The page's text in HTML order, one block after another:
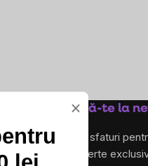
Abonează-te la
și primește sfaturi
sănătos, oferte
×